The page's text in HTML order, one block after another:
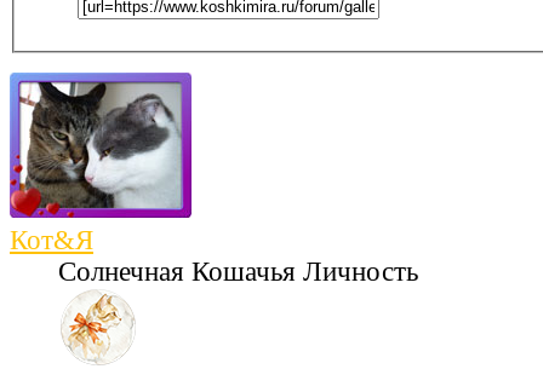
Кот&Я
Солнечная Кошачья Личность